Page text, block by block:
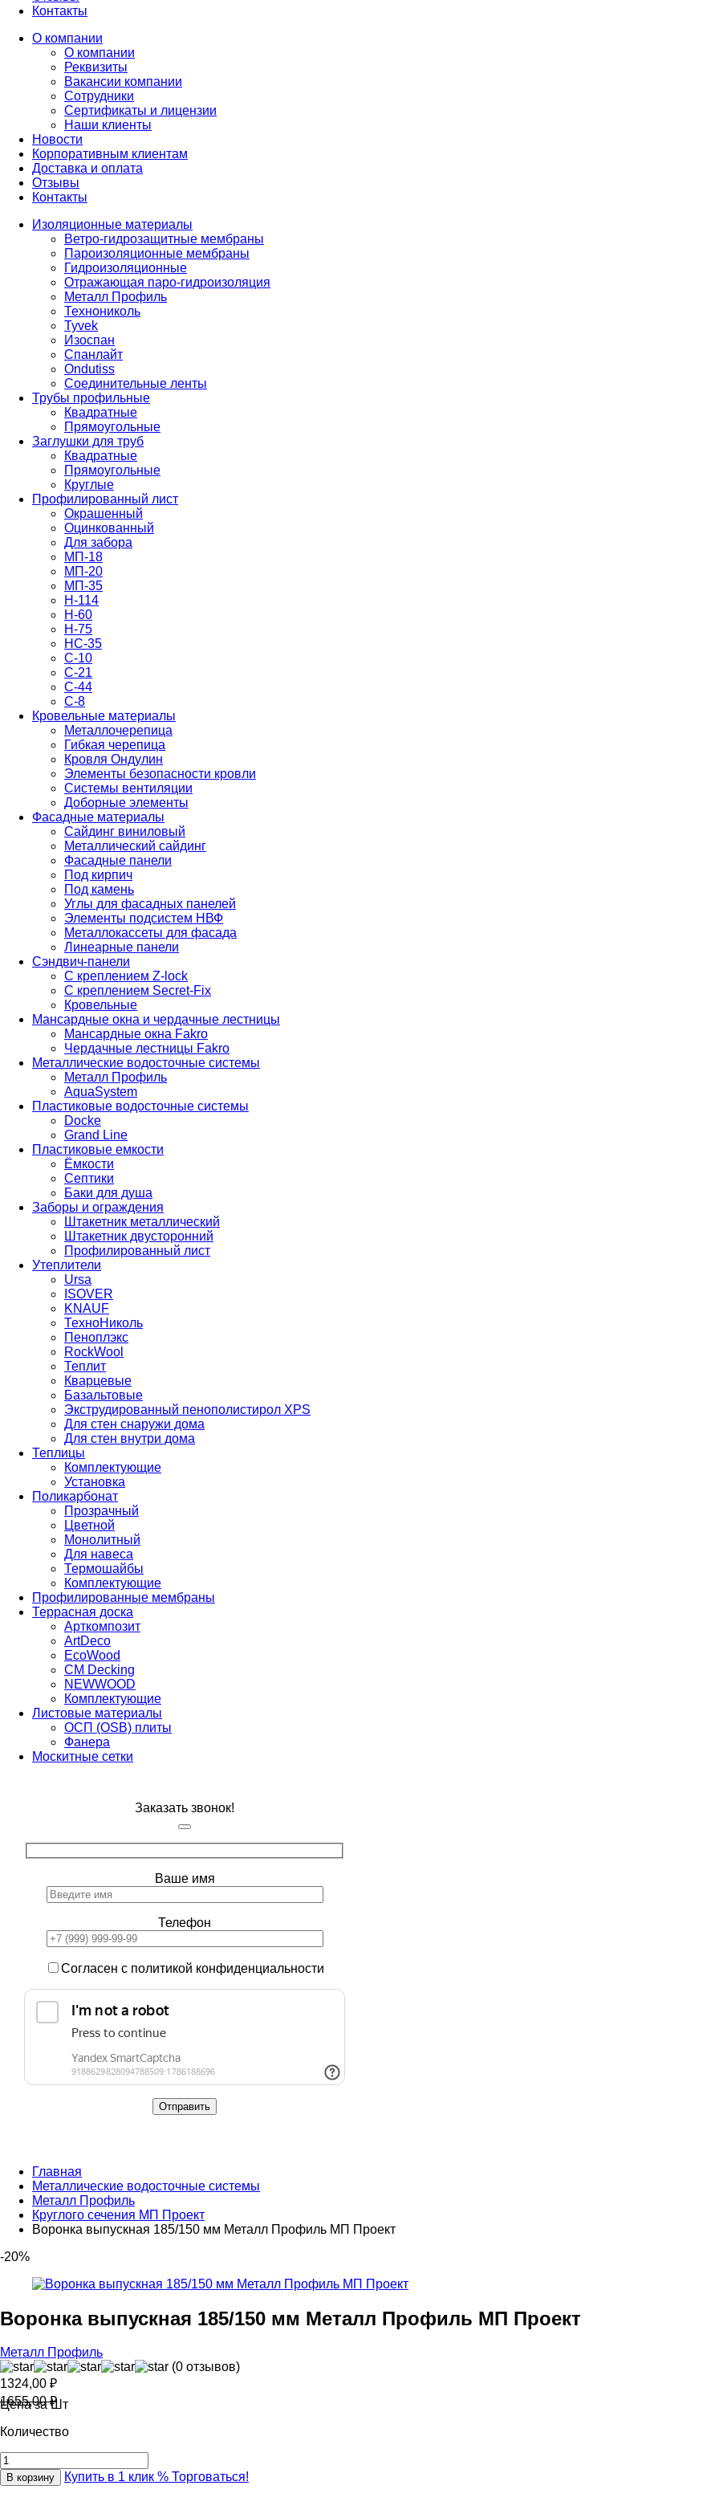
Контакты
О компании
О компании
Реквизиты
Вакансии компании
Сотрудники
Сертификаты и лицензии
Наши клиенты
Новости
Корпоративным клиентам
Доставка и оплата
Отзывы
Контакты
Изоляционные материалы
Ветро-гидрозащитные мембраны
Пароизоляционные мембраны
Гидроизоляционные
Отражающая паро-гидроизоляция
Металл Профиль
Технониколь
Tyvek
Изоспан
Спанлайт
Ondutiss
Соединительные ленты
Трубы профильные
Квадратные
Прямоугольные
Заглушки для труб
Квадратные
Прямоугольные
Круглые
Профилированный лист
Окрашенный
Оцинкованный
Для забора
МП-18
МП-20
МП-35
Н-114
Н-60
Н-75
НС-35
С-10
С-21
С-44
С-8
Кровельные материалы
Металлочерепица
Гибкая черепица
Кровля Ондулин
Элементы безопасности кровли
Системы вентиляции
Доборные элементы
Фасадные материалы
Сайдинг виниловый
Металлический сайдинг
Фасадные панели
Под кирпич
Под камень
Углы для фасадных панелей
Элементы подсистем НВФ
Металлокассеты для фасада
Линеарные панели
Сэндвич-панели
С креплением Z-lock
С креплением Secret-Fix
Кровельные
Мансардные окна и чердачные лестницы
Мансардные окна Fakro
Чердачные лестницы Fakro
Металлические водосточные системы
Металл Профиль
AquaSystem
Пластиковые водосточные системы
Docke
Grand Line
Пластиковые емкости
Ёмкости
Септики
Баки для душа
Заборы и ограждения
Штакетник металлический
Штакетник двусторонний
Профилированный лист
Утеплители
Ursa
ISOVER
KNAUF
ТехноНиколь
Пеноплэкс
RockWool
Теплит
Кварцевые
Базальтовые
Экструдированный пенополистирол XPS
Для стен снаружи дома
Для стен внутри дома
Теплицы
Комплектующие
Установка
Поликарбонат
Прозрачный
Цветной
Монолитный
Для навеса
Термошайбы
Комплектующие
Профилированные мембраны
Террасная доска
Арткомпозит
ArtDeco
EcoWood
CM Decking
NEWWOOD
Комплектующие
Листовые материалы
ОСП (OSB) плиты
Фанера
Москитные сетки
Заказать звонок!
Ваше имя
Телефон
Согласен с политикой конфиденциальности
Главная
Металлические водосточные системы
Металл Профиль
Круглого сечения МП Проект
Воронка выпускная 185/150 мм Металл Профиль МП Проект
-20%
Воронка выпускная 185/150 мм Металл Профиль МП Проект
Металл Профиль
(0 отзывов)
1324,00 ₽
1655,00₽
Цена за Шт
Количество
В корзину Купить в 1 клик % Торговаться!